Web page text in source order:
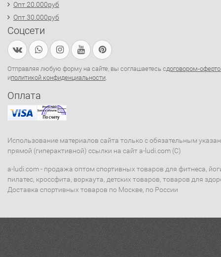
Опт 20.000руб
Опт 30.000руб
Соцсети
Отправляя любую форму на сайте, вы соглашаетесь сдоговором-
иполитикой конфиденциальности.
Оплата
Использование материалов сайта только с обязательным
прямой (гиперактивной) ссылки на сайт a-ludi.com (C)
a-ludi.com - продажа оптом спортивных товаров для фитнеса,
пилатес, кроссфита, воркаута, детских товаров, товаров для
Доставка спортивных товаров по Москве, по России